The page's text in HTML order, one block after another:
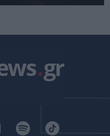
.gr